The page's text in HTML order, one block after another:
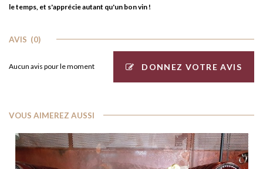
le temps, et s'apprécie autant qu'un bon vin !
AVIS (0)
Aucun avis pour le moment DONNEZ VOTRE AVIS
VOUS AIMEREZ AUSSI